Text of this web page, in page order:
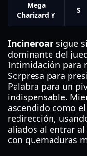
Mega
Charizard Y
S
Incineroar sigue
dominante del
Intimidación para
Sorpresa para
Palabra para un
indispensable.
ascendido como
redirección,
aliados al entrar
con quemaduras